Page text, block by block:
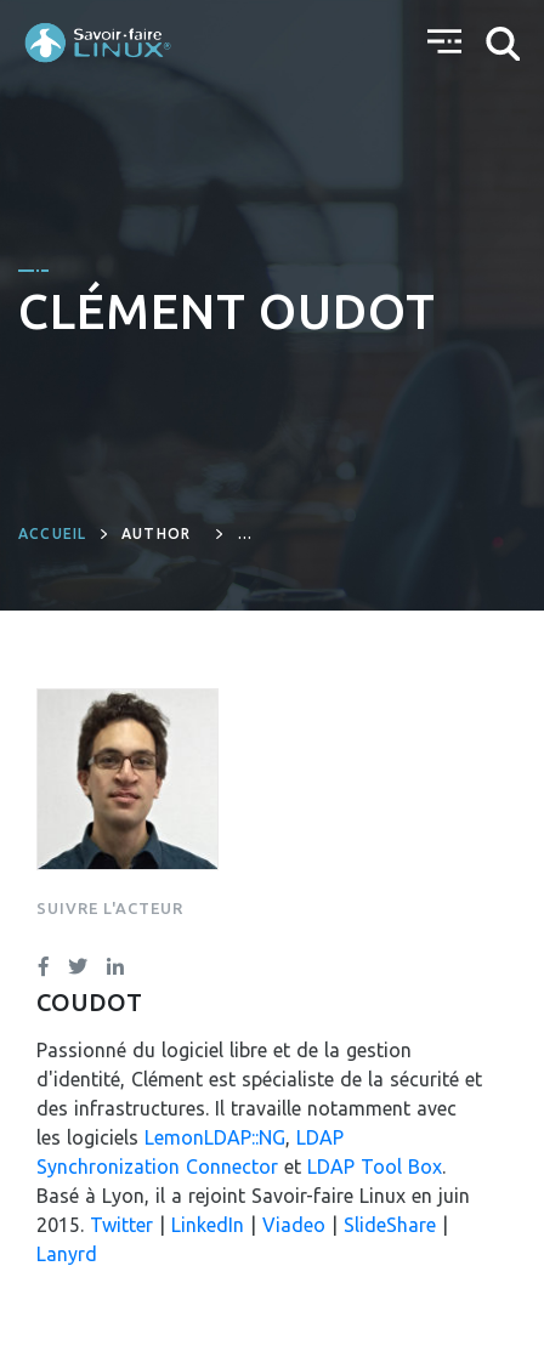
CLÉMENT OUDOT
ACCUEIL
AUTHOR
CLÉMENT OUDOT
SUIVRE L'ACTEUR
COUDOT
Passionné du logiciel libre et de la gestion
d'identité, Clément est spécialiste de la sécurité et
des infrastructures. Il travaille notamment avec
les logiciels LemonLDAP::NG, LDAP
Synchronization Connector et LDAP Tool Box.
Basé à Lyon, il a rejoint Savoir-faire Linux en juin
2015. Twitter LinkedIn Viadeo SlideShare
Lanyrd